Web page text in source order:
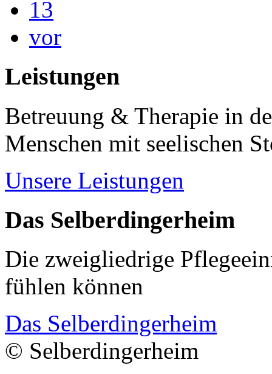
13
vor
Leistungen
Betreuung & Therapie in
Menschen mit seelischen
Unsere Leistungen
Das Selberdingerheim
Die zweigliedrige
fühlen können
Das Selberdingerheim
© Selberdingerheim